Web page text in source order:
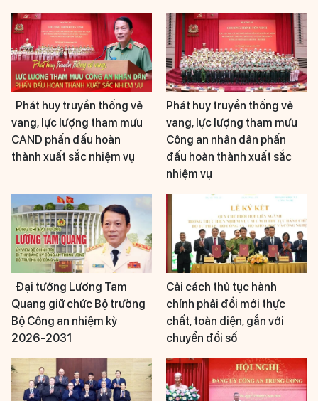
Phát huy truyền thống vẻ
vang, lực lượng tham mưu
CAND phấn đấu hoàn
thành xuất sắc nhiệm vụ
Phát huy truyền thống vẻ
vang, lực lượng tham mưu
Công an nhân dân phấn
đấu hoàn thành xuất sắc
nhiệm vụ
Đại tướng Lương Tam
Quang giữ chức Bộ trưởng
Bộ Công an nhiệm kỳ
2026-2031
Cải cách thủ tục hành
chính phải đổi mới thực
chất, toàn diện, gắn với
chuyển đổi số